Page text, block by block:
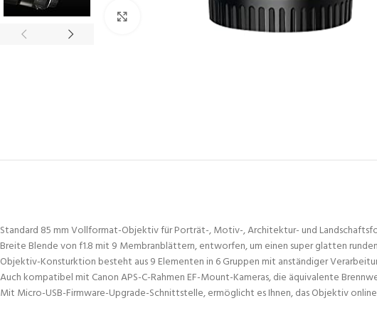
Standard 85 mm Vollformat-Objektiv für Porträt-, Motiv-, Architektur- und
Breite Blende von f1.8 mit 9 Membranblättern, entworfen, um einen super glatten
Objektiv-Konsturktion besteht aus 9 Elementen in 6 Gruppen mit anständiger
Auch kompatibel mit Canon APS-C-Rahmen EF-Mount-Kameras, die äquivalente
Mit Micro-USB-Firmware-Upgrade-Schnittstelle, ermöglicht es Ihnen, das Objektiv